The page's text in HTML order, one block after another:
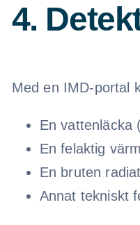
4.
Med en IMD-portal
En vattenläcka
En felaktig
En bruten
Annat tekniskt